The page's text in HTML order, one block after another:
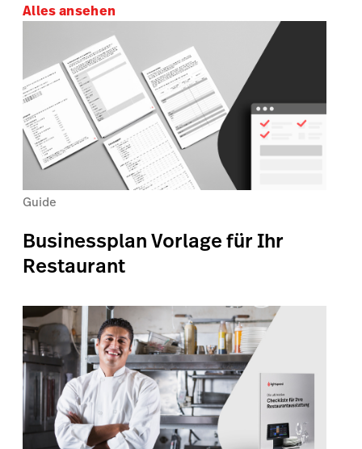
Alles ansehen
Guide
Businessplan Vorlage für Ihr
Restaurant